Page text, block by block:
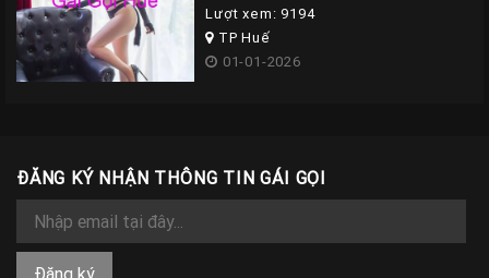
Lượt xem: 9194
TP Huế
01-01-2026
ĐĂNG KÝ NHẬN THÔNG TIN GÁI GỌI